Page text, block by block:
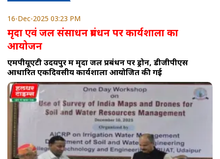
16-Dec-2025 03:23 PM
मृदा एवं जल संसाधन प्रबंधन पर कार्यशाला का
आयोजन
एमपीयूएटी उदयपुर में मृदा जल प्रबंधन पर ड्रोन, डीजीपीएस
आधारित एकदिवसीय कार्यशाला आयोजित की गई